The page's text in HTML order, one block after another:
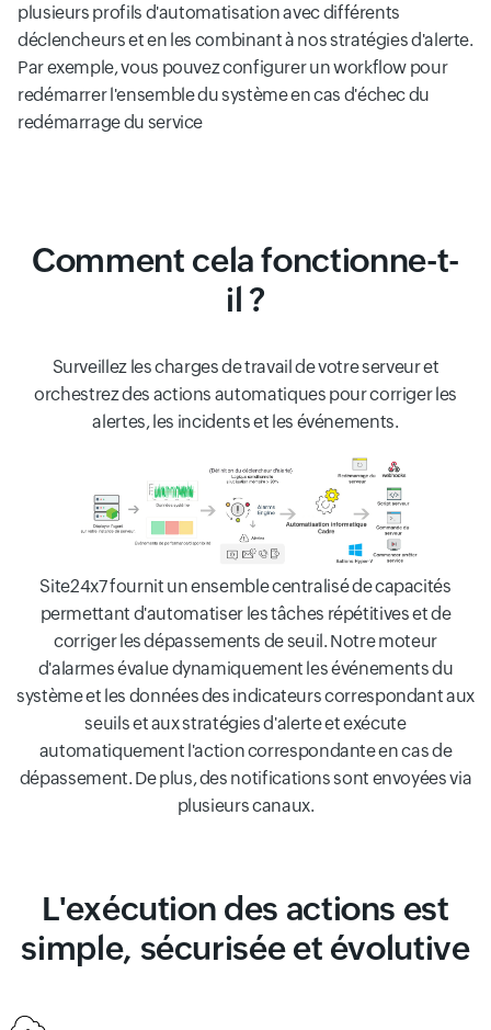
plusieurs profils d'automatisation avec différents
déclencheurs et en les combinant à nos stratégies d'alerte.
Par exemple, vous pouvez configurer un workflow pour
redémarrer l'ensemble du système en cas d'échec du
redémarrage du service
Comment cela fonctionne-t-
il ?
Surveillez les charges de travail de votre serveur et
orchestrez des actions automatiques pour corriger les
alertes, les incidents et les événements.
Site24x7 fournit un ensemble centralisé de capacités
permettant d'automatiser les tâches répétitives et de
corriger les dépassements de seuil. Notre moteur
d'alarmes évalue dynamiquement les événements du
système et les données des indicateurs correspondant aux
seuils et aux stratégies d'alerte et exécute
automatiquement l'action correspondante en cas de
dépassement. De plus, des notifications sont envoyées via
plusieurs canaux.
L'exécution des actions est
simple, sécurisée et évolutive